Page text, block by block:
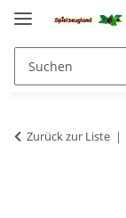
Zurück zur Liste